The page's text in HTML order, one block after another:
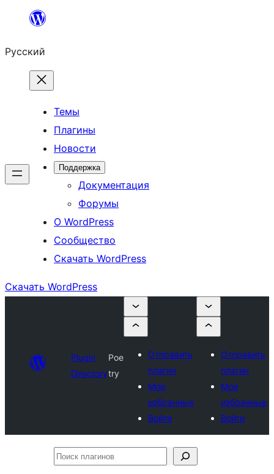
Перейти
содержимому
Русский
Темы
Плагины
Новости
Поддержка
Документация
Форумы
О WordPress
Сообщество
Скачать WordPress
Скачать WordPress
Plugin
Directory
Poe
try
Отправить
плагин
Мои
избранные
Войти
Отправить
плагин
Мои
избранные
Войти
Поиск